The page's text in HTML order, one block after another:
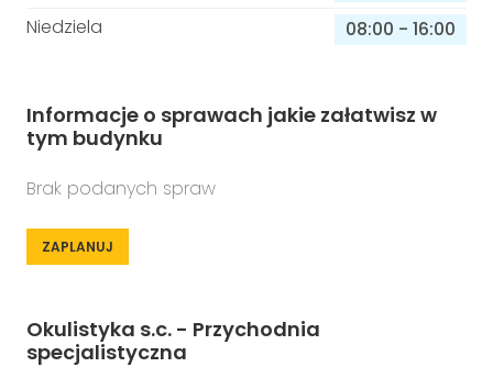
Niedziela
08:00 - 16:00
Informacje o sprawach jakie załatwisz w
tym budynku
Brak podanych spraw
ZAPLANUJ
Okulistyka s.c. - Przychodnia
specjalistyczna